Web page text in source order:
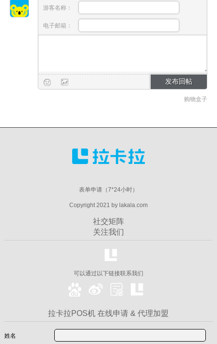
游客名称：
电子邮箱：
购物盒子
表单申请（7*24小时）
Copyright 2021 by lakala.com
社交矩阵
关注我们
可以通过以下链接联系我们
拉卡拉POS机 在线申请 & 代理加盟
姓名